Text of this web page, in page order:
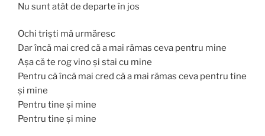
Nu sunt atât de departe în jos
Ochi triști mă urmăresc
Dar încă mai cred că a mai rămas ceva pentru mine
Așa că te rog vino și stai cu mine
Pentru că încă mai cred că a mai rămas ceva pentru tine
și mine
Pentru tine și mine
Pentru tine și mine